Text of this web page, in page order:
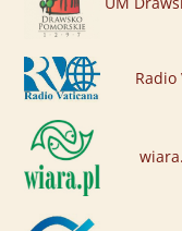
Radio